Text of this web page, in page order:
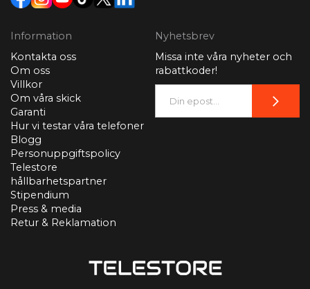
Information
Kontakta oss
Om oss
Villkor
Om våra skick
Garanti
Hur vi testar våra telefoner
Blogg
Personuppgiftspolicy
Telestore
hållbarhetspartner
Stipendium
Press & media
Retur & Reklamation
Nyhetsbrev
Missa inte våra nyheter och
rabattkoder!